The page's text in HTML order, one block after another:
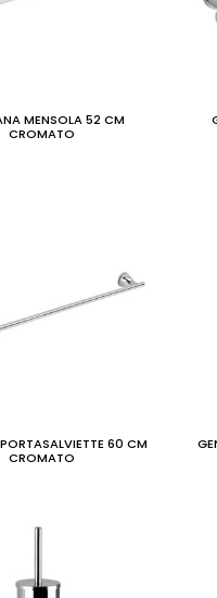
MENSOLA 52 CM
CROMATO
60 CM
CROMATO